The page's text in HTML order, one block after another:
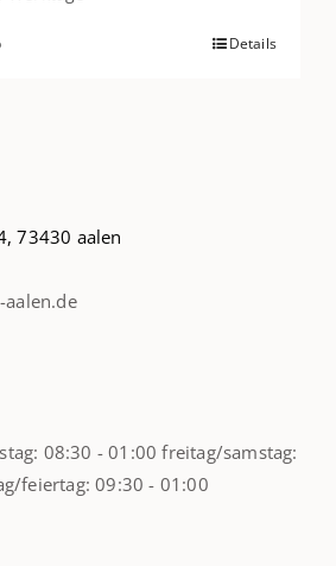
Details
73430 aalen
aalen.de
08:30 - 01:00 freitag/samstag:
feiertag: 09:30 - 01:00